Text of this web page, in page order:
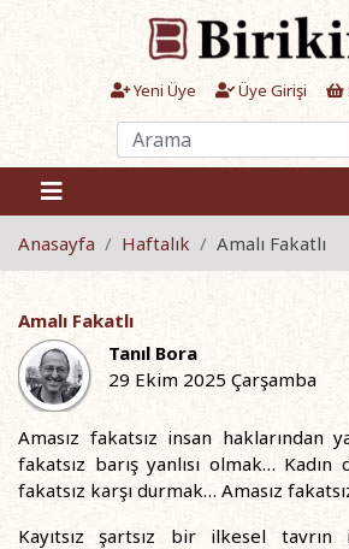
Yeni Üye Üye Girişi
Anasayfa Haftalık Amalı Fakatlı
Amalı Fakatlı
Tanıl Bora
29 Ekim 2025 Çarşamba
Amasız fakatsız insan haklarından
fakatsız barış yanlısı olmak… Kadın
fakatsız karşı durmak… Amasız
Kayıtsız şartsız bir ilkesel tavrın